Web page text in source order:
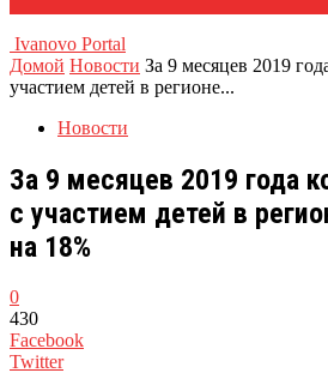
Ivanovo Portal
Домой Новости За 9 месяцев 2019
участием детей в регионе...
Новости
За 9 месяцев 2019 года
с участием детей в
на 18%
0
430
Facebook
Twitter